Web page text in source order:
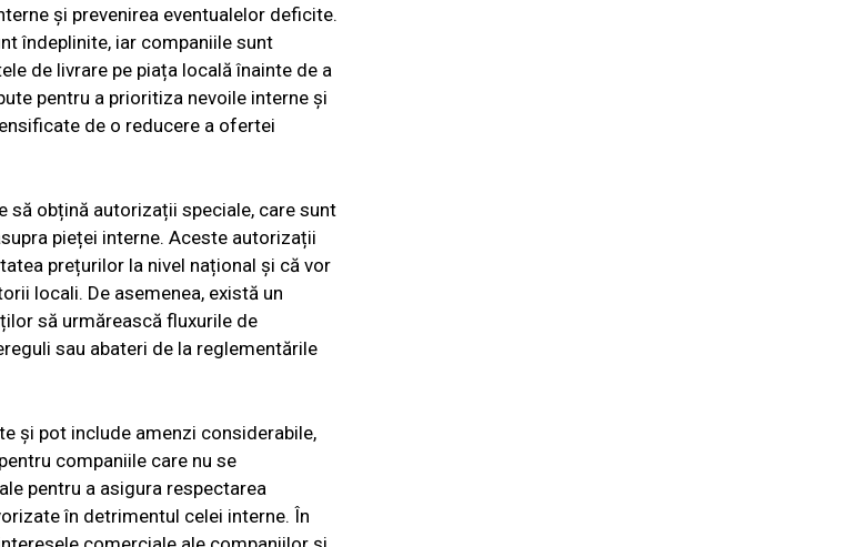
și prevenirea eventualelor deficite.
îndeplinite, iar companiile sunt
de livrare pe piața locală înainte de a
pentru a prioritiza nevoile interne și
de o reducere a ofertei
să obțină autorizații speciale, care sunt
pieței interne. Aceste autorizații
prețurilor la nivel național și că vor
locali. De asemenea, există un
să urmărească fluxurile de
sau abateri de la reglementările
și pot include amenzi considerabile,
companiile care nu se
pentru a asigura respectarea
în detrimentul celei interne. În